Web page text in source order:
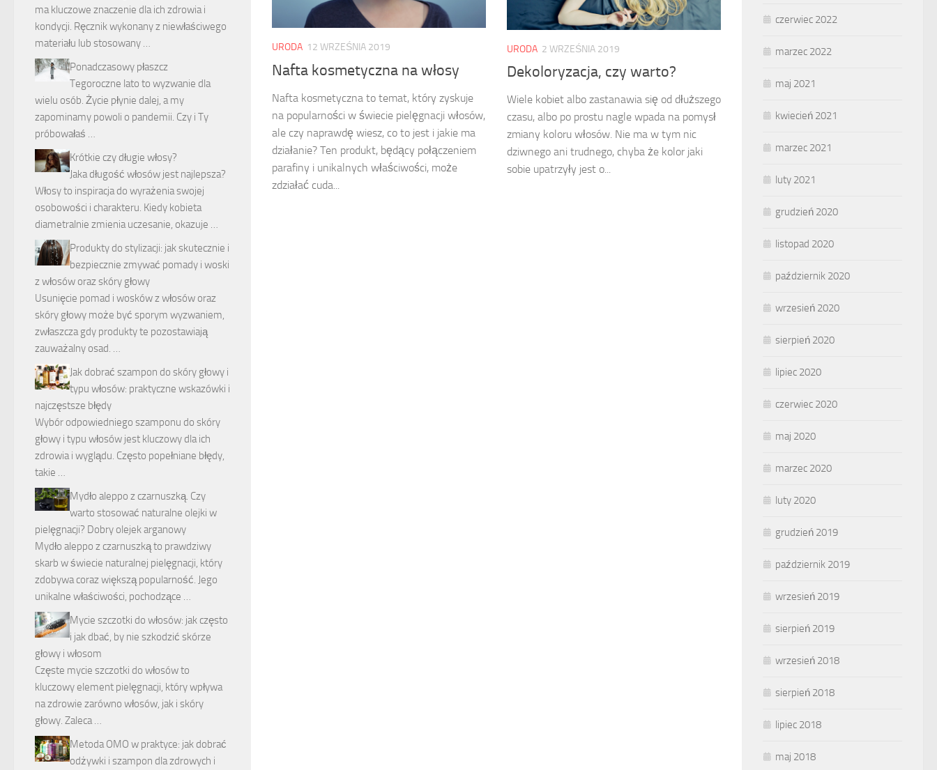
URODA 12 WRZEŚNIA 2019
Nafta kosmetyczna na włosy
Nafta kosmetyczna to temat, który zyskuje
na popularności w świecie pielęgnacji włosów,
ale czy naprawdę wiesz, co to jest i jakie ma
działanie? Ten produkt, będący połączeniem
parafiny i unikalnych właściwości, może
zdziałać cuda...
URODA 2 WRZEŚNIA 2019
Dekoloryzacja, czy warto?
Wiele kobiet albo zastanawia się od dłuższego
czasu, albo po prostu nagle wpada na pomysł
zmiany koloru włosów. Nie ma w tym nic
dziwnego ani trudnego, chyba że kolor jaki
sobie upatrzyły jest o...
ma kluczowe znaczenie dla ich zdrowia i
kondycji. Ręcznik wykonany z niewłaściwego
materiału lub stosowany …
Ponadczasowy płaszcz
Tegoroczne lato to wyzwanie dla
wielu osób. Życie płynie dalej, a my
zapominamy powoli o pandemii. Czy i Ty
próbowałaś …
Krótkie czy długie włosy?
Jaka długość włosów jest najlepsza?
Włosy to inspiracja do wyrażenia swojej
osobowości i charakteru. Kiedy kobieta
diametralnie zmienia uczesanie, okazuje …
Produkty do stylizacji: jak skutecznie i
bezpiecznie zmywać pomady i woski
z włosów oraz skóry głowy
Usunięcie pomad i wosków z włosów oraz
skóry głowy może być sporym wyzwaniem,
zwłaszcza gdy produkty te pozostawiają
zauważalny osad. …
Jak dobrać szampon do skóry głowy i
typu włosów: praktyczne wskazówki i
najczęstsze błędy
Wybór odpowiedniego szamponu do skóry
głowy i typu włosów jest kluczowy dla ich
zdrowia i wyglądu. Często popełniane błędy,
takie …
Mydło aleppo z czarnuszką. Czy
warto stosować naturalne olejki w
pielęgnacji? Dobry olejek arganowy
Mydło aleppo z czarnuszką to prawdziwy
skarb w świecie naturalnej pielęgnacji, który
zdobywa coraz większą popularność. Jego
unikalne właściwości, pochodzące …
Mycie szczotki do włosów: jak często
i jak dbać, by nie szkodzić skórze
głowy i włosom
Częste mycie szczotki do włosów to
kluczowy element pielęgnacji, który wpływa
na zdrowie zarówno włosów, jak i skóry
głowy. Zaleca …
Metoda OMO w praktyce: jak dobrać
odżywki i szampon dla zdrowych i
czerwiec 2022
marzec 2022
maj 2021
kwiecień 2021
marzec 2021
luty 2021
grudzień 2020
listopad 2020
październik 2020
wrzesień 2020
sierpień 2020
lipiec 2020
czerwiec 2020
maj 2020
marzec 2020
luty 2020
grudzień 2019
październik 2019
wrzesień 2019
sierpień 2019
wrzesień 2018
sierpień 2018
lipiec 2018
maj 2018